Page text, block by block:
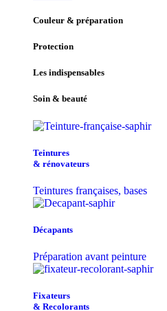
Couleur & préparation
Protection
Les indispensables
Soin & beauté
Teintu​res
& r​é​novateurs
Teintures françaises, bases
Décapants
Préparation avant peinture
Fixateurs
& Recolorants